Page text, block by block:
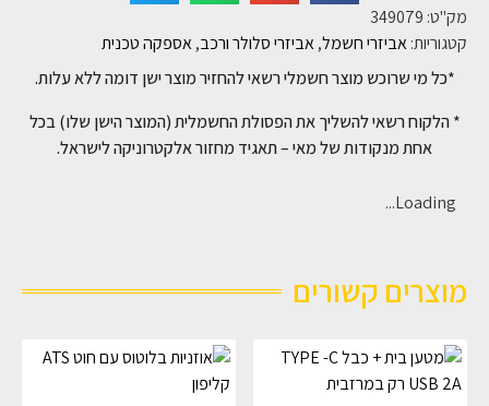
מק"ט: 349079
קטגוריות:אביזרי חשמל,אביזרי סלולר ורכב,אספקה טכנית
*כל מי שרוכש מוצר חשמלי רשאי להחזיר מוצר ישן דומה ללא עלות.
* הלקוח רשאי להשליך את הפסולת החשמלית (המוצר הישן שלו) בכל
אחת מנקודות של מאי – תאגיד מחזור אלקטרוניקה לישראל.
Loading...
מוצרים קשורים